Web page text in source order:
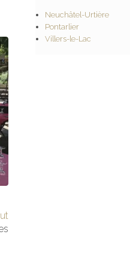
Neuchâtel-Urtière
Pontarlier
Villers-le-Lac